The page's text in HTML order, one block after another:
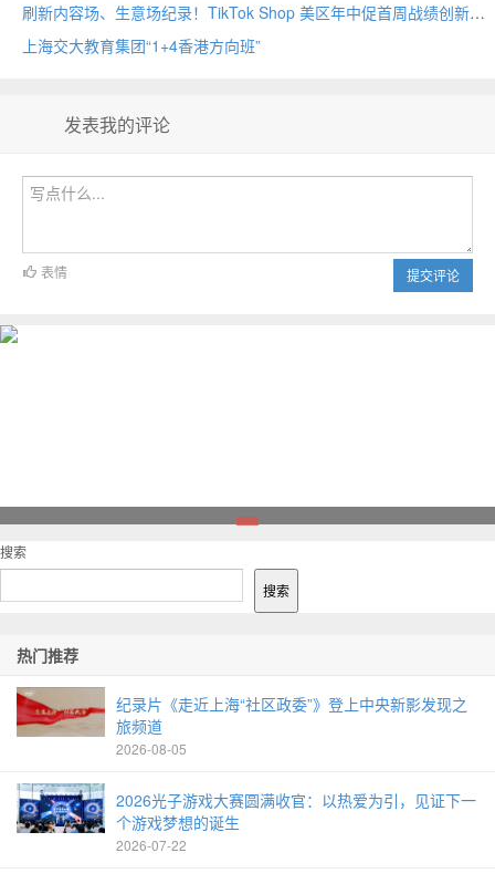
刷新内容场、生意场纪录！TikTok Shop 美区年中促首周战绩创新高
上海交大教育集团“1+4香港方向班”
发表我的评论
提交评论
表情
搜索
搜索
热门推荐
纪录片《走近上海“社区政委”》登上中央新影发现之
旅频道
2026-08-05
2026光子游戏大赛圆满收官：以热爱为引，见证下一
个游戏梦想的诞生
2026-07-22